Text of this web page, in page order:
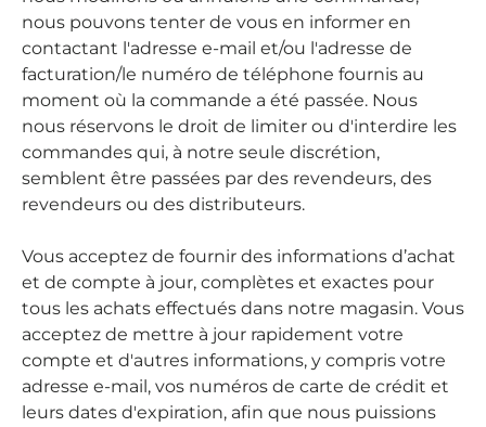
nous pouvons tenter de vous en informer en
contactant l'adresse e-mail et/ou l'adresse de
facturation/le numéro de téléphone fournis au
moment où la commande a été passée. Nous
nous réservons le droit de limiter ou d'interdire les
commandes qui, à notre seule discrétion,
semblent être passées par des revendeurs, des
revendeurs ou des distributeurs.
Vous acceptez de fournir des informations d’achat
et de compte à jour, complètes et exactes pour
tous les achats effectués dans notre magasin. Vous
acceptez de mettre à jour rapidement votre
compte et d'autres informations, y compris votre
adresse e-mail, vos numéros de carte de crédit et
leurs dates d'expiration, afin que nous puissions